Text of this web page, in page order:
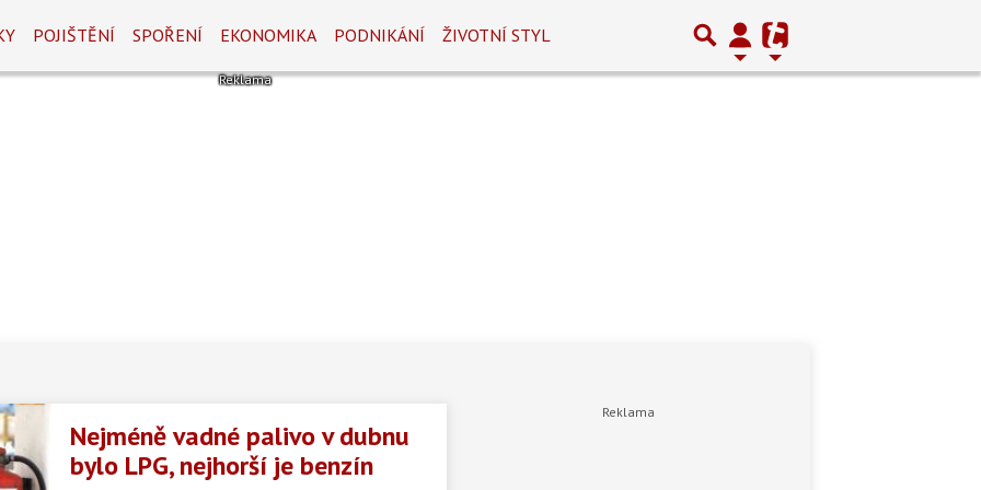
POJIŠTĚNÍ SPOŘENÍ EKONOMIKA PODNIKÁNÍ ŽIVOTNÍ STYL
Nejméně vadné palivo v dubnu
bylo LPG, nejhorší je benzín